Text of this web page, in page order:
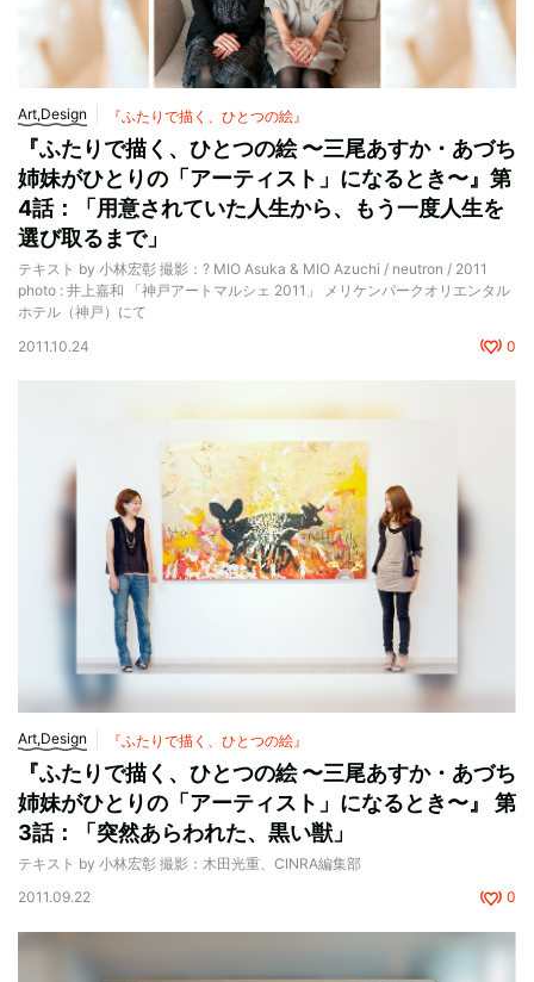
Art,Design 『ふたりで描く、ひとつの絵』
『ふたりで描く、ひとつの絵 〜三尾あすか・あづち
姉妹がひとりの「アーティスト」になるとき〜』第
4話：「用意されていた人生から、もう一度人生を
選び取るまで」
テキスト by 小林宏彰 撮影：? MIO Asuka & MIO Azuchi / neutron / 2011
photo : 井上嘉和 「神戸アートマルシェ 2011」 メリケンパークオリエンタル
ホテル（神戸）にて
2011.10.24
0
Art,Design 『ふたりで描く、ひとつの絵』
『ふたりで描く、ひとつの絵 〜三尾あすか・あづち
姉妹がひとりの「アーティスト」になるとき〜』 第
3話：「突然あらわれた、黒い獣」
テキスト by 小林宏彰 撮影：木田光重、CINRA編集部
2011.09.22
0